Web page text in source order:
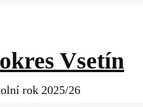
Vsetín
rok 2025/26